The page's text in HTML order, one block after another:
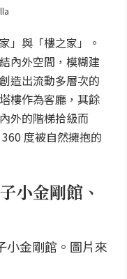
」與「樓之家」。
內外空間，模糊建
造出流動多層次的
樓作為客廳，其餘
外的階梯拾級而
度被自然擁抱的
小金剛館、